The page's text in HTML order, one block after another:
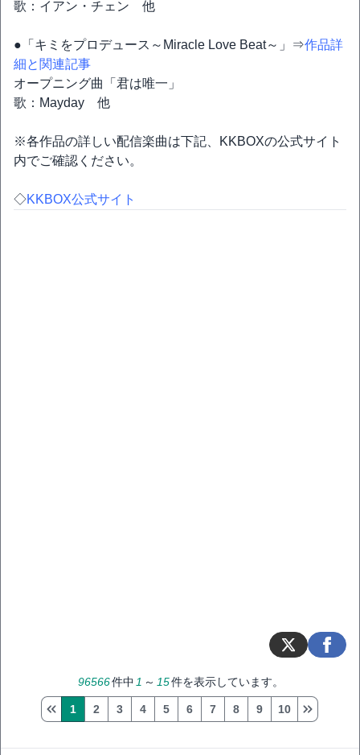
歌：イアン・チェン 他
●「キミをプロデュース～Miracle Love Beat～」⇒作品詳
細と関連記事
オープニング曲「君は唯一」
歌：Mayday 他
※各作品の詳しい配信楽曲は下記、KKBOXの公式サイト
内でご確認ください。
◇KKBOX公式サイト
96566件中 1 ～ 15件を表示しています。
1 2 3 4 5 6 7 8 9 10